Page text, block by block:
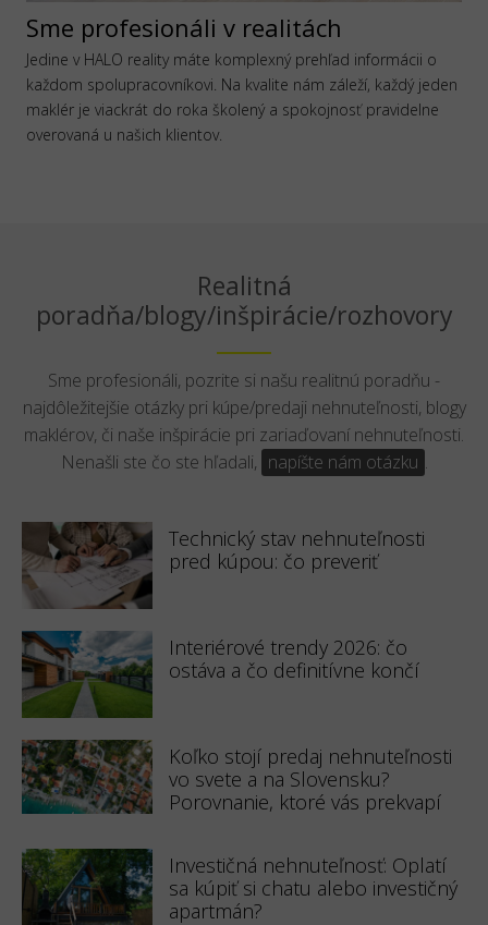
Sme profesionáli v realitách
Jedine v HALO reality máte komplexný prehľad informácii o
každom spolupracovníkovi. Na kvalite nám záleží, každý jeden
maklér je viackrát do roka školený a spokojnosť pravidelne
overovaná u našich klientov.
Realitná
poradňa/blogy/inšpirácie/rozhovory
Sme profesionáli, pozrite si našu realitnú poradňu -
najdôležitejšie otázky pri kúpe/predaji nehnuteľnosti, blogy
maklérov, či naše inšpirácie pri zariaďovaní nehnuteľnosti.
Nenašli ste čo ste hľadali, napíšte nám otázku .
Technický stav nehnuteľnosti
pred kúpou: čo preveriť
Interiérové trendy 2026: čo
ostáva a čo definitívne končí
Koľko stojí predaj nehnuteľnosti
vo svete a na Slovensku?
Porovnanie, ktoré vás prekvapí
Investičná nehnuteľnosť: Oplatí
sa kúpiť si chatu alebo investičný
apartmán?